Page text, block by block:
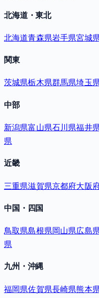
北海道・東北
北海道青森県岩手県宮城
関東
茨城県栃木県群馬県埼玉
中部
新潟県富山県石川県福井
県
近畿
三重県滋賀県京都府大阪
中国・四国
鳥取県島根県岡山県広島
県
九州・沖縄
福岡県佐賀県長崎県熊本